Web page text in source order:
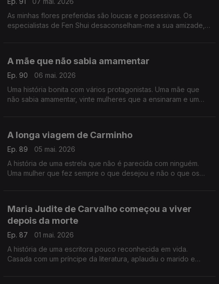
As minhas flores preferidas são loucas e possessivas. Os
especialistas de Fen Shui desaconselham-me a sua amizade,
A mãe que não sabia amamentar
Ep. 90
06 mai. 2026
Uma história bonita com vários protagonistas. Uma mãe que
não sabia amamentar, vinte mulheres que a ensinaram e um
A longa viagem de Carminho
Ep. 89
05 mai. 2026
A história de uma estrela que não é parecida com ninguém.
Uma mulher que fez sempre o que desejou e não o que os
Maria Judite de Carvalho começou a viver
depois da morte
Ep. 87
01 mai. 2026
A história de uma escritora pouco reconhecida em vida.
Casada com um príncipe da literatura, aplaudiu o marido e